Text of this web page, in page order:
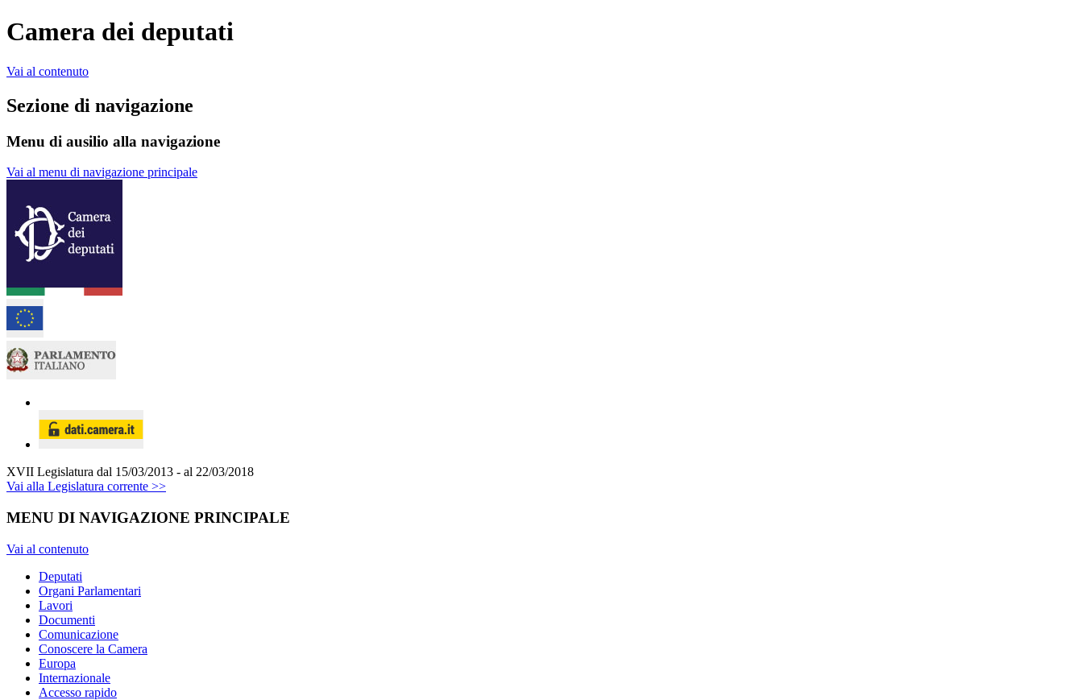
Camera dei deputati
Vai al contenuto
Sezione di navigazione
Menu di ausilio alla navigazione
Vai al menu di navigazione principale
XVII Legislatura dal 15/03/2013 - al 22/03/2018
Vai alla Legislatura corrente >>
MENU DI NAVIGAZIONE PRINCIPALE
Vai al contenuto
Deputati
Organi Parlamentari
Lavori
Documenti
Comunicazione
Conoscere la Camera
Europa
Internazionale
Accesso rapido